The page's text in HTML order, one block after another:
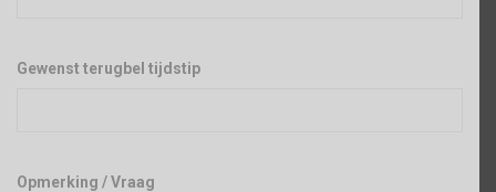
Gewenst terugbel tijdstip
Opmerking / Vraag